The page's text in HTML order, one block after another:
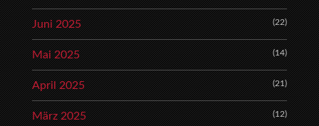
Juni 2025 (22)
Mai 2025 (14)
April 2025 (21)
März 2025 (12)